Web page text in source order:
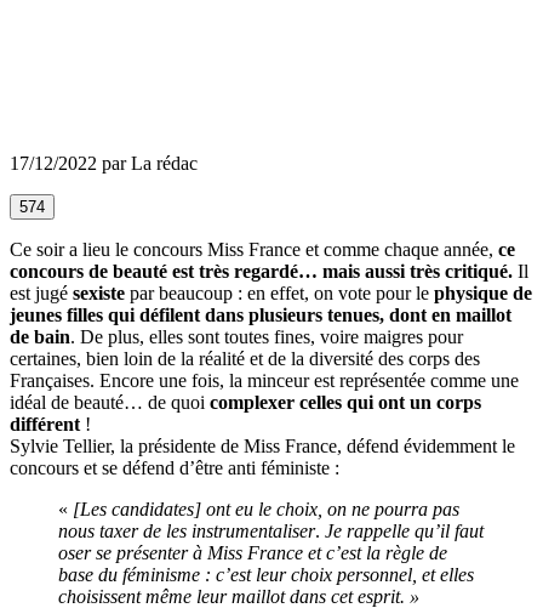
17/12/2022 par La rédac
574
Ce soir a lieu le concours Miss France et comme chaque année, ce
concours de beauté est très regardé… mais aussi très critiqué. Il
est jugé sexiste par beaucoup : en effet, on vote pour le physique de
jeunes filles qui défilent dans plusieurs tenues, dont en maillot
de bain. De plus, elles sont toutes fines, voire maigres pour
certaines, bien loin de la réalité et de la diversité des corps des
Françaises. Encore une fois, la minceur est représentée comme une
idéal de beauté… de quoi complexer celles qui ont un corps
différent !
Sylvie Tellier, la présidente de Miss France, défend évidemment le
concours et se défend d’être anti féministe :
« [Les candidates] ont eu le choix, on ne pourra pas
nous taxer de les instrumentaliser. Je rappelle qu’il faut
oser se présenter à Miss France et c’est la règle de
base du féminisme : c’est leur choix personnel, et elles
choisissent même leur maillot dans cet esprit. »